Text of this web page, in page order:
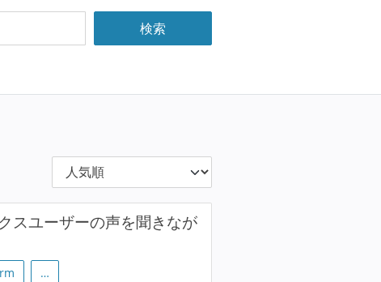
スユーザーの声を聞きなが
…